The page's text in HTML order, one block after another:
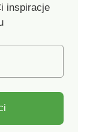
inspiracje